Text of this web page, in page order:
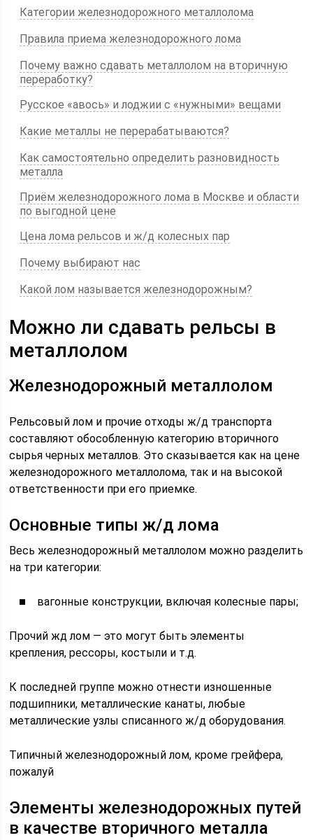
Категории железнодорожного металлолома
Правила приема железнодорожного лома
Почему важно сдавать металлолом на вторичную
переработку?
Русское «авось» и лоджии с «нужными» вещами
Какие металлы не перерабатываются?
Как самостоятельно определить разновидность
металла
Приём железнодорожного лома в Москве и области
по выгодной цене
Цена лома рельсов и ж/д колесных пар
Почему выбирают нас
Какой лом называется железнодорожным?
Можно ли сдавать рельсы в
металлолом
Железнодорожный металлолом
Рельсовый лом и прочие отходы ж/д транспорта
составляют обособленную категорию вторичного
сырья черных металлов. Это сказывается как на цене
железнодорожного металлолома, так и на высокой
ответственности при его приемке.
Основные типы ж/д лома
Весь железнодорожный металлолом можно разделить
на три категории:
вагонные конструкции, включая колесные пары;
Прочий жд лом — это могут быть элементы
крепления, рессоры, костыли и т.д.
К последней группе можно отнести изношенные
подшипники, металлические канаты, любые
металлические узлы списанного ж/д оборудования.
Типичный железнодорожный лом, кроме грейфера,
пожалуй
Элементы железнодорожных путей
в качестве вторичного металла